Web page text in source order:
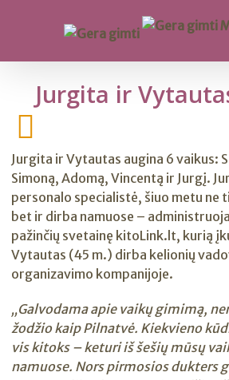
Jurgita ir
Jurgita ir Vytautas augina 6 vaikus:
Simoną, Adomą, Vincentą ir Jurgį.
personalo specialistė, šiuo metu ne
bet ir dirba namuose –
pažinčių svetainę kitoLink.lt, kurią
Vytautas (45 m.) dirba kelionių
organizavimo kompanijoje.
„Galvodama apie vaikų gimimą,
žodžio kaip Pilnatvė. Kiekvieno
vis kitoks – keturi iš šešių mūsų
namuose. Nors pirmosios dukters